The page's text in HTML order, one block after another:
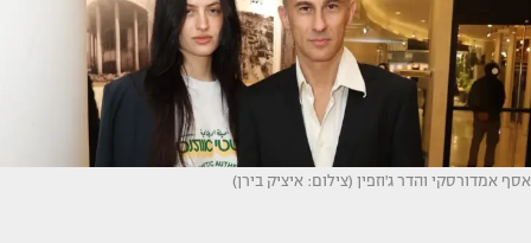
אסף אמדורסקי והדר ג'וזפין (צילום: איציק בירן)